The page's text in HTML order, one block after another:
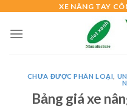
content
XE NÂNG TAY
CHƯA ĐƯỢC PHÂN LOẠI
Bảng giá xe